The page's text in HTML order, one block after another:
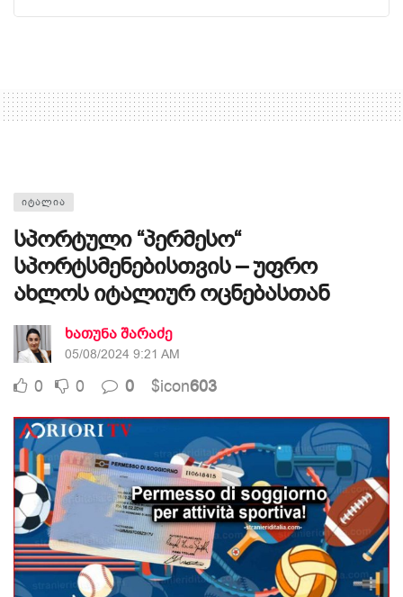
ᲘᲢᲐᲚᲘᲐ
სპორტული “პერმესო“
სპორტსმენებისთვის – უფრო
ახლოს იტალიურ ოცნებასთან
ხათუნა შარაძე
05/08/2024 9:21 AM
0 0 0 $icon603